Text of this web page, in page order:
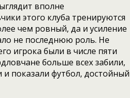
вполне
этого клуба тренируются
чем ровный, да и усиление
не последнюю роль. Не
игрока были в числе пяти
больше всех забили,
показали футбол, достойный